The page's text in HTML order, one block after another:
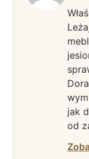
jak
od